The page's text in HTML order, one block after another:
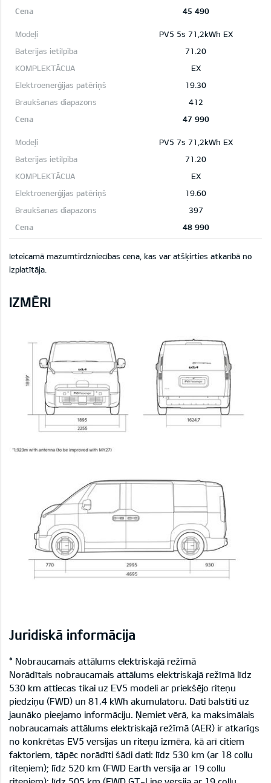
45 490
PV5 5s 71,2kWh EX
71.20
EX
19.30
412
47 990
PV5 7s 71,2kWh EX
71.20
EX
19.60
397
48 990
Ieteicamā mazumtirdzniecības cena, kas var atšķirties atkarībā no
izplatītāja.
IZMĒRI
Juridiskā informācija
* Nobraucamais attālums elektriskajā režīmā
Norādītais nobraucamais attālums elektriskajā režīmā līdz
530 km attiecas tikai uz EV5 modeli ar priekšējo riteņu
piedziņu (FWD) un 81,4 kWh akumulatoru. Dati balstīti uz
jaunāko pieejamo informāciju. Ņemiet vērā, ka maksimālais
nobraucamais attālums elektriskajā režīmā (AER) ir atkarīgs
no konkrētas EV5 versijas un riteņu izmēra, kā arī citiem
faktoriem, tāpēc norādīti šādi dati: līdz 530 km (ar 18 collu
riteņiem); līdz 520 km (FWD Earth versija ar 19 collu